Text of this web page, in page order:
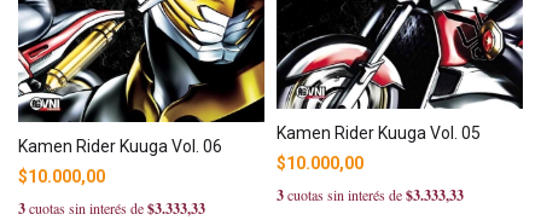
Kamen Rider Kuuga Vol. 06
$10.000,00
3cuotas sin interés de$3.333,33
Kamen Rider Kuuga Vol. 05
$10.000,00
3cuotas sin interés de$3.333,33